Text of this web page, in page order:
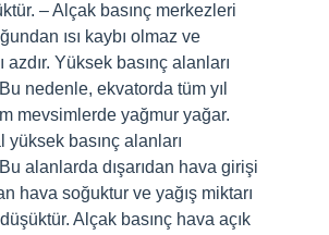
– Alçak basınç merkezleri
ısı kaybı olmaz ve
azdır. Yüksek basınç alanları
nedenle, ekvatorda tüm yıl
mevsimlerde yağmur yağar.
yüksek basınç alanları
alanlarda dışarıdan hava girişi
hava soğuktur ve yağış miktarı
Alçak basınç hava açık